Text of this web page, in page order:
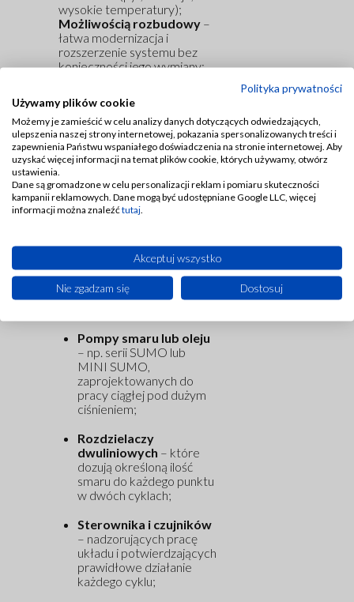
wysokie temperatury);
Możliwością rozbudowy –
łatwa modernizacja i
rozszerzenie systemu bez
konieczności jego wymiany;
punktu smarowania od
pompy;
Elastycznością konfiguracji
– szeroka gama rozdzielaczy,
pomp i zaworów
dostosowanych do różnych
zastosowań.
Elementy układu
dwuliniowego Dropsa
Typowy układ dwuliniowy
Pompy smaru lub oleju
– np. serii SUMO lub
MINI SUMO,
zaprojektowanych do
pracy ciągłej pod dużym
ciśnieniem;
Rozdzielaczy
dwuliniowych – które
dozują określoną ilość
smaru do każdego punktu
w dwóch cyklach;
Sterownika i czujników
– nadzorujących pracę
układu i potwierdzających
prawidłowe działanie
każdego cyklu;
Polityka prywatności
Używamy plików cookie
Możemy je zamieścić w celu analizy danych dotyczących odwiedzających,
ulepszenia naszej strony internetowej, pokazania spersonalizowanych treści i
zapewnienia Państwu wspaniałego doświadczenia na stronie internetowej. Aby
uzyskać więcej informacji na temat plików cookie, których używamy, otwórz
ustawienia.
Dane są gromadzone w celu personalizacji reklam i pomiaru skuteczności
kampanii reklamowych. Dane mogą być udostępniane Google LLC, więcej
informacji można znaleźć tutaj
Akceptuj wszystko
Nie zgadzam się Dostosuj